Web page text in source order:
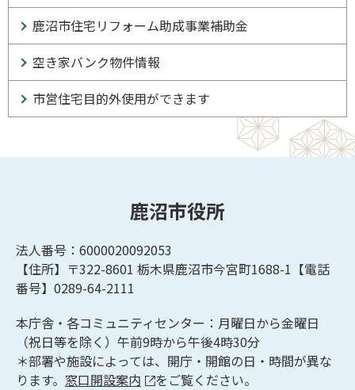
鹿沼市住宅リフォーム助成事業補助金
空き家バンク物件情報
市営住宅目的外使用ができます
鹿沼市役所
法人番号：6000020092053
【住所】〒322-8601 栃木県鹿沼市今宮町1688-1【電話
番号】0289-64-2111
本庁舎・各コミュニティセンター：月曜日から金曜日
（祝日等を除く）午前9時から午後4時30分
＊部署や施設によっては、開庁・開館の日・時間が異な
ります。 窓口開設案内 をご覧ください。